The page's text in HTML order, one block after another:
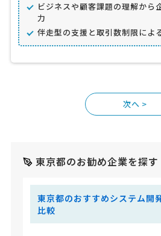
ビジネスや顧客課題の理解から
力
伴走型の支援と取引数制限によ
>
東京都のお勧め企業を探す
東京都のおすすめシステム開
比較